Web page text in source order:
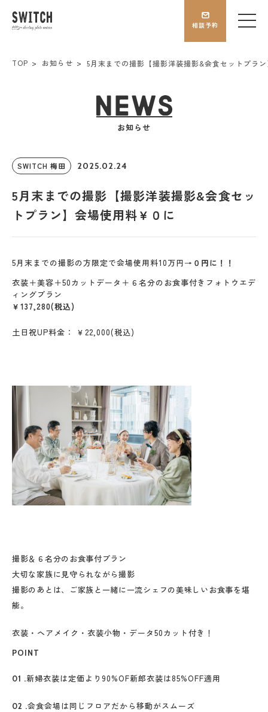
相談予約
TOP お知らせ 5月末までの撮影【撮影洋装撮影&会食セットプラ
お知らせ
SWITCH 梅田 2025.02.24
5月末までの撮影【撮影洋装撮影&会食セッ
トプラン】会場使用料￥０に
5月末までの撮影の方限定で会場使用料10万円→ ０円に！！
衣装＋美容＋50カットデータ＋６名分のお食事付きフォトウエデ
ィングプラン
￥ 137,280(税込)
土日祝UP料金： ￥22,000(税込)
撮影＆６名分のお食事付プラン
大切な家族に見守られながら撮影
撮影のあとは、ご家族と一緒に一流シェフの美味しいお食事を堪
能。
衣装・ヘアメイク・衣装小物・データ50カット付き！
POINT
01 .新婦衣装は定価より90%OF新郎衣装は85%OFF適用
02 .会食会場は同じフロアだから移動がスムーズ